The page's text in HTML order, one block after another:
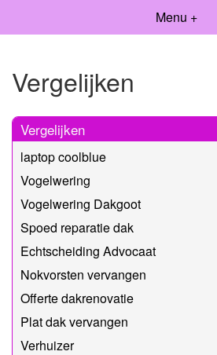
Menu +
Vergelijken
Vergelijken
laptop coolblue
Vogelwering
Vogelwering Dakgoot
Spoed reparatie dak
Echtscheiding Advocaat
Nokvorsten vervangen
Offerte dakrenovatie
Plat dak vervangen
Verhuizer